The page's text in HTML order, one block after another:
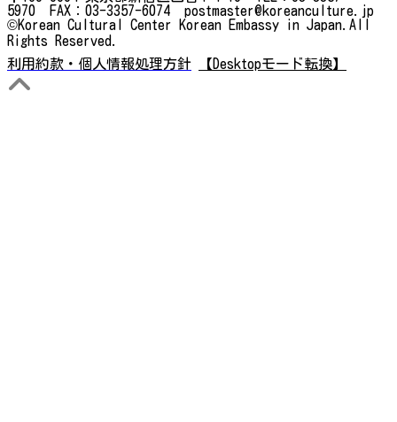
5970 FAX：03-3357-6074 postmaster@koreanculture.jp
©Korean Cultural Center Korean Embassy in Japan.All
Rights Reserved.
利用約款・個人情報処理方針
【Desktopモード転換】